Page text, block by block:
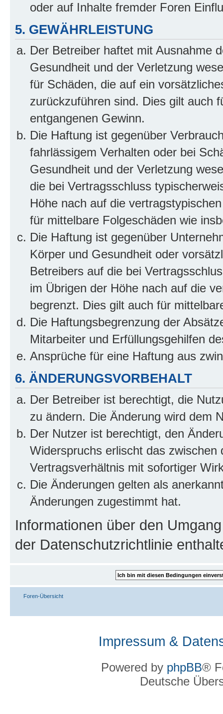
oder auf Inhalte fremder Foren
5. GEWÄHRLEISTUNG
Der Betreiber haftet mit Ausnahme
Gesundheit und der Verletzung
für Schäden, die auf ein
zurückzuführen sind. Dies gilt auch
entgangenen Gewinn.
Die Haftung ist gegenüber
fahrlässigem Verhalten oder bei
Gesundheit und der Verletzung
die bei Vertragsschluss
Höhe nach auf die
für mittelbare Folgeschäden wie
Die Haftung ist gegenüber
Körper und Gesundheit oder
Betreibers auf die bei
im Übrigen der Höhe nach auf die
begrenzt. Dies gilt auch für
Die Haftungsbegrenzung der
Mitarbeiter und Erfüllungsgehilfen
Ansprüche für eine Haftung aus
6. ÄNDERUNGSVORBEHALT
Der Betreiber ist berechtigt, die
zu ändern. Die Änderung wird dem
Der Nutzer ist berechtigt, den
Widerspruchs erlischt das
Vertragsverhältnis mit sofortiger
Die Änderungen gelten als
Änderungen zugestimmt hat.
Informationen über den
der Datenschutzrichtlinie
Foren-Übersicht
Impressum &
Powered by phpBB®
Deutsche